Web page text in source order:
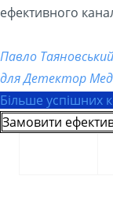
ефективного
Павло
для Детектор
Більше успішних
Замовити